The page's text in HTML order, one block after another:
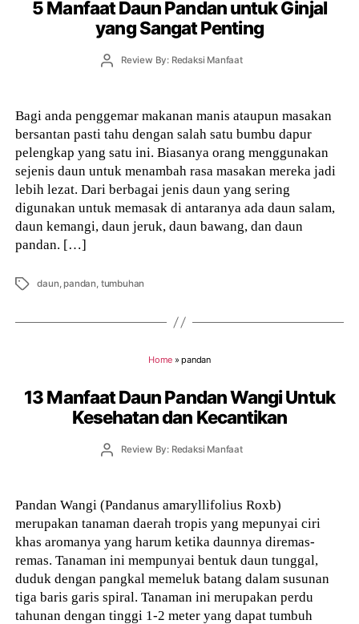
5 Manfaat Daun Pandan untuk Ginjal
yang Sangat Penting
PostReview By: Redaksi Manfaat
Bagi anda penggemar makanan manis ataupun masakan
bersantan pasti tahu dengan salah satu bumbu dapur
pelengkap yang satu ini. Biasanya orang menggunakan
sejenis daun untuk menambah rasa masakan mereka jadi
lebih lezat. Dari berbagai jenis daun yang sering
digunakan untuk memasak di antaranya ada daun salam,
daun kemangi, daun jeruk, daun bawang, dan daun
pandan. […]
Tags daun,pandan, tumbuhan
Home »pandan
13 Manfaat Daun Pandan Wangi Untuk
Kesehatan dan Kecantikan
PostReview By: Redaksi Manfaat
Pandan Wangi (Pandanus amaryllifolius Roxb)
merupakan tanaman daerah tropis yang mepunyai ciri
khas aromanya yang harum ketika daunnya diremas-
remas. Tanaman ini mempunyai bentuk daun tunggal,
duduk dengan pangkal memeluk batang dalam susunan
tiga baris garis spiral. Tanaman ini merupakan perdu
tahunan dengan tinggi 1-2 meter yang dapat tumbuh